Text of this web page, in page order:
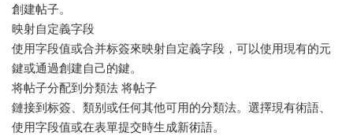
創建帖子。
映射自定義字段
使用字段值或合并标簽來映射自定義字段，可以使用現有的元
鍵或通過創建自己的鍵。
将帖子分配到分類法 将帖子
鏈接到标簽、類别或任何其他可用的分類法。選擇現有術語、
使用字段值或在表單提交時生成新術語。